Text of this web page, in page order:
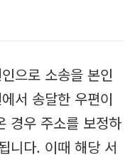
으로 소송을 본인
서 송달한 우편이
경우 주소를 보정하
니다. 이때 해당 서